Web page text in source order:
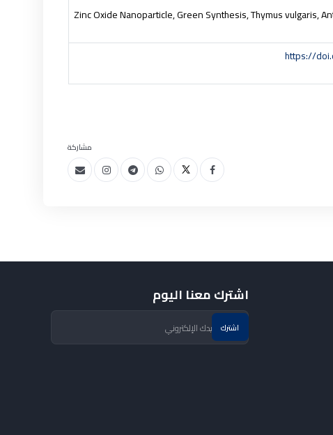
Zinc Oxide Nanoparticle, Green Synthesis, Thymus vulgaris,
https://
مشاركة
اشترك معنا اليوم